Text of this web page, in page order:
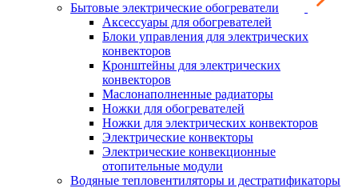
Бытовые электрические обогреватели
Аксессуары для обогревателей
Блоки управления для электрических
конвекторов
Кронштейны для электрических
конвекторов
Маслонаполненные радиаторы
Ножки для обогревателей
Ножки для электрических конвекторов
Электрические конвекторы
Электрические конвекционные
отопительные модули
Водяные тепловентиляторы и дестратификаторы